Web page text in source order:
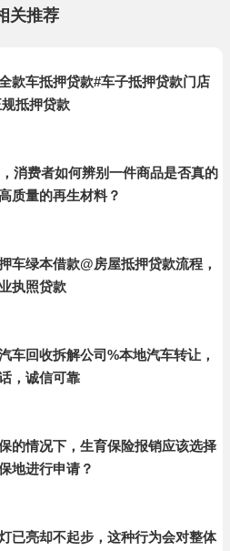
关推荐
款车抵押贷款#车子抵押贷款门店
抵押贷款
消费者如何辨别一件商品是否真的
质量的再生材料？
车绿本借款@房屋抵押贷款流程，
执照贷款
车回收拆解公司%本地汽车转让，
，诚信可靠
的情况下，生育保险报销应该选择
地进行申请？
已亮却不起步，这种行为会对整体